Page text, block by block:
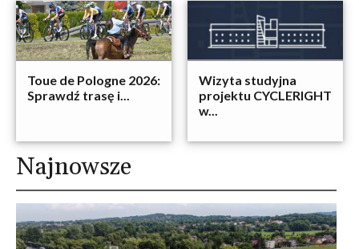
Toue de Pologne 2026:
Sprawdź trasę i...
Wizyta studyjna
projektu CYCLERIGHT
w...
Najnowsze